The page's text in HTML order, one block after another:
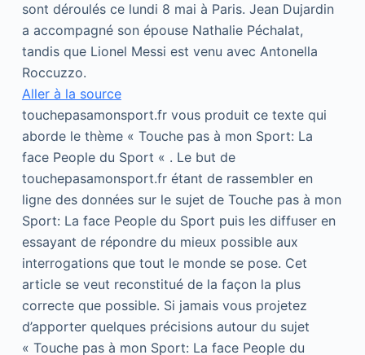
sont déroulés ce lundi 8 mai à Paris. Jean Dujardin
a accompagné son épouse Nathalie Péchalat,
tandis que Lionel Messi est venu avec Antonella
Roccuzzo.
Aller à la source
touchepasamonsport.fr vous produit ce texte qui
aborde le thème « Touche pas à mon Sport: La
face People du Sport « . Le but de
touchepasamonsport.fr étant de rassembler en
ligne des données sur le sujet de Touche pas à mon
Sport: La face People du Sport puis les diffuser en
essayant de répondre du mieux possible aux
interrogations que tout le monde se pose. Cet
article se veut reconstitué de la façon la plus
correcte que possible. Si jamais vous projetez
d’apporter quelques précisions autour du sujet
« Touche pas à mon Sport: La face People du